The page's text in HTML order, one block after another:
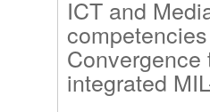
ICT and
Convergence
integrated